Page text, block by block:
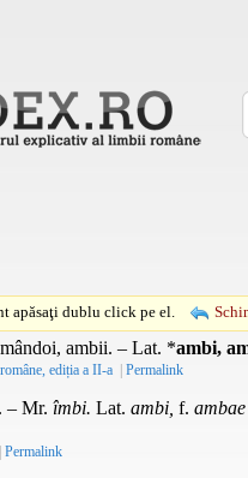
apăsaţi dublu click pe el.
ambii. – Lat. *ambi,
ediția a II-a | Permalink
– Mr. îmbi. Lat. ambi, f. ambae
| Permalink